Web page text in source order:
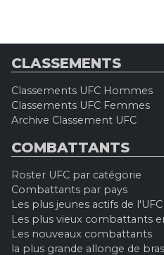
CLASSEMENTS
Classements UFC Hommes
Classements UFC Femmes
Archive Classement UFC
COMBATTANTS
Roster UFC par catégorie
Combattants par pays
Les plus jeunes actifs de l'UFC
Les plus vieux combattants
Les nouveaux combattants
la plus grande allonge de